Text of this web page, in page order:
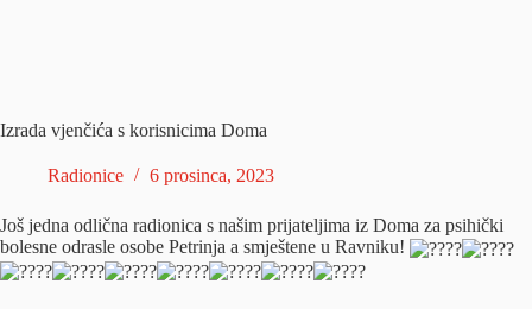
Izrada vjenčića s korisnicima Doma
Radionice 6 prosinca, 2023
Još jedna odlična radionica s našim prijateljima iz Doma za psihički
bolesne odrasle osobe Petrinja a smještene u Ravniku!